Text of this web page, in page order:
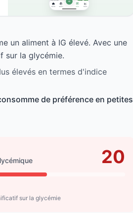
un aliment à IG élevé. Avec une
sur la glycémie.
élevés en termes d'indice
de préférence en petites
20
sur la glycémie